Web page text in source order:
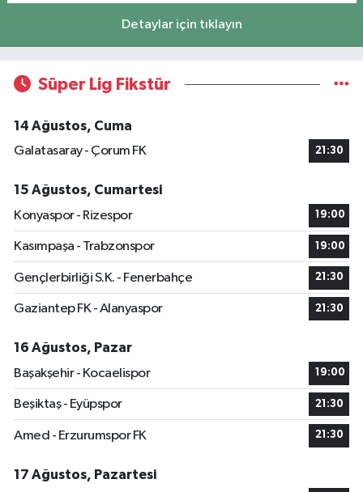
Detaylar için tıklayın
Süper Lig Fikstür
14 Ağustos, Cuma
Galatasaray - Çorum FK
21:30
15 Ağustos, Cumartesi
Konyaspor - Rizespor
19:00
Kasımpaşa - Trabzonspor 19:00
Gençlerbirliği S.K. - Fenerbahçe 21:30
Gaziantep FK - Alanyaspor 21:30
16 Ağustos, Pazar
Başakşehir - Kocaelispor
19:00
Beşiktaş - Eyüpspor 21:30
Amed - Erzurumspor FK 21:30
17 Ağustos, Pazartesi